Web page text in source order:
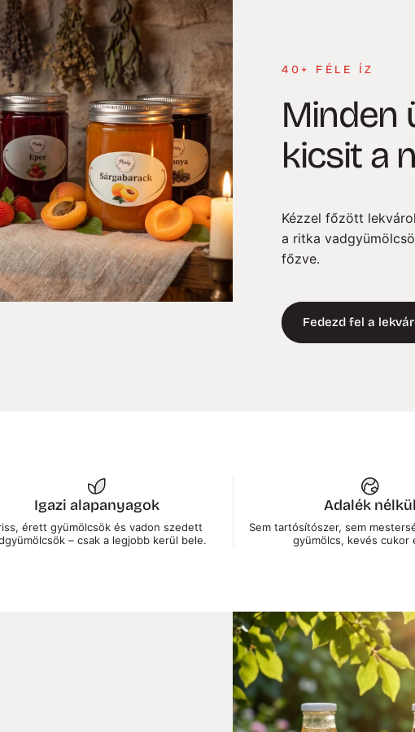
40+ FÉLE ÍZ
Minden
kicsit a
Kézzel főzött
a ritka
főzve.
Fedezd fel a
Igazi alapanyagok
érett gyümölcsök és vadon szedett
– csak a legjobb kerül bele.
Adalék nélkül
Sem tartósítószer, sem
gyümölcs, kevés cukor